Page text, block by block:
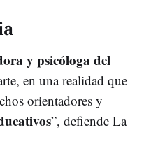
y psicóloga del
en una realidad que
orientadores y
”, defiende La